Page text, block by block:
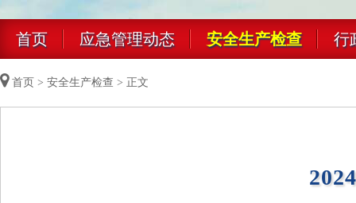
首页 应急管理动态 安全生产检查 行
首页 > 安全生产检查 > 正文